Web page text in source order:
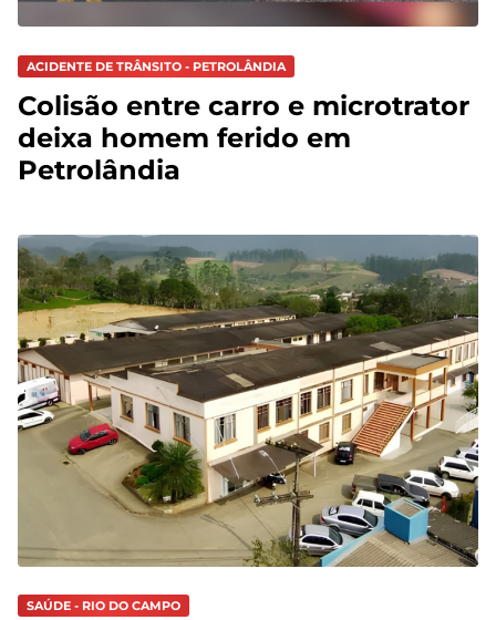
ACIDENTE DE TRÂNSITO - PETROLÂNDIA
Colisão entre carro e microtrator
deixa homem ferido em
Petrolândia
SAÚDE - RIO DO CAMPO